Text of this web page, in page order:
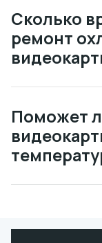
Сколько
ремонт
Поможет